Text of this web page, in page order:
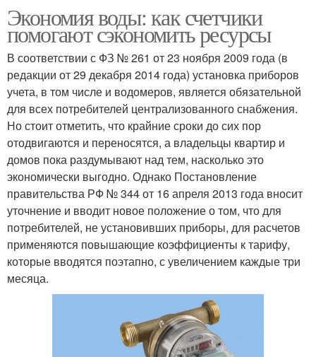
Экономия воды: как счетчики
помогают сэкономить ресурсы
В соответствии с ФЗ № 261 от 23 ноября 2009 года (в
редакции от 29 декабря 2014 года) установка приборов
учета, в том числе и водомеров, является обязательной
для всех потребителей централизованного снабжения.
Но стоит отметить, что крайние сроки до сих пор
отодвигаются и переносятся, а владельцы квартир и
домов пока раздумывают над тем, насколько это
экономически выгодно. Однако Постановление
правительства РФ № 344 от 16 апреля 2013 года вносит
уточнение и вводит новое положение о том, что для
потребителей, не установивших приборы, для расчетов
применяются повышающие коэффициенты к тарифу,
которые вводятся поэтапно, с увеличением каждые три
месяца.